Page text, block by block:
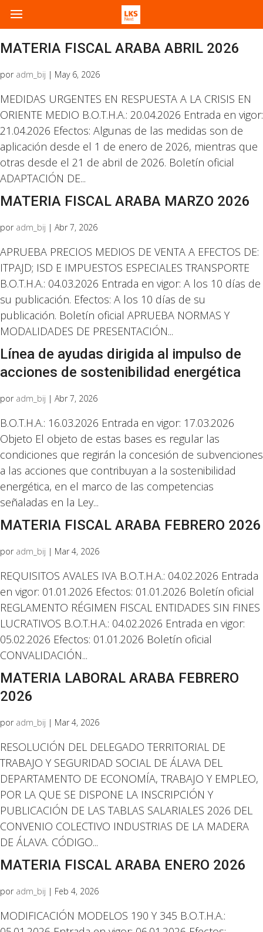
MATERIA FISCAL ARABA ABRIL 2026
por adm_bij | May 6, 2026
MEDIDAS URGENTES EN RESPUESTA A LA CRISIS EN
ORIENTE MEDIO B.O.T.H.A.: 20.04.2026 Entrada en vigor:
21.04.2026 Efectos: Algunas de las medidas son de
aplicación desde el 1 de enero de 2026, mientras que
otras desde el 21 de abril de 2026. Boletín oficial
ADAPTACIÓN DE...
MATERIA FISCAL ARABA MARZO 2026
por adm_bij | Abr 7, 2026
APRUEBA PRECIOS MEDIOS DE VENTA A EFECTOS DE:
ITPAJD; ISD E IMPUESTOS ESPECIALES TRANSPORTE
B.O.T.H.A.: 04.03.2026 Entrada en vigor: A los 10 días de
su publicación. Efectos: A los 10 días de su
publicación. Boletín oficial APRUEBA NORMAS Y
MODALIDADES DE PRESENTACIÓN...
Línea de ayudas dirigida al impulso de
acciones de sostenibilidad energética
por adm_bij | Abr 7, 2026
B.O.T.H.A.: 16.03.2026 Entrada en vigor: 17.03.2026
Objeto El objeto de estas bases es regular las
condiciones que regirán la concesión de subvenciones
a las acciones que contribuyan a la sostenibilidad
energética, en el marco de las competencias
señaladas en la Ley...
MATERIA FISCAL ARABA FEBRERO 2026
por adm_bij | Mar 4, 2026
REQUISITOS AVALES IVA B.O.T.H.A.: 04.02.2026 Entrada
en vigor: 01.01.2026 Efectos: 01.01.2026 Boletín oficial
REGLAMENTO RÉGIMEN FISCAL ENTIDADES SIN FINES
LUCRATIVOS B.O.T.H.A.: 04.02.2026 Entrada en vigor:
05.02.2026 Efectos: 01.01.2026 Boletín oficial
CONVALIDACIÓN...
MATERIA LABORAL ARABA FEBRERO
2026
por adm_bij | Mar 4, 2026
RESOLUCIÓN DEL DELEGADO TERRITORIAL DE
TRABAJO Y SEGURIDAD SOCIAL DE ÁLAVA DEL
DEPARTAMENTO DE ECONOMÍA, TRABAJO Y EMPLEO,
POR LA QUE SE DISPONE LA INSCRIPCIÓN Y
PUBLICACIÓN DE LAS TABLAS SALARIALES 2026 DEL
CONVENIO COLECTIVO INDUSTRIAS DE LA MADERA
DE ÁLAVA. CÓDIGO...
MATERIA FISCAL ARABA ENERO 2026
por adm_bij | Feb 4, 2026
MODIFICACIÓN MODELOS 190 Y 345 B.O.T.H.A.: